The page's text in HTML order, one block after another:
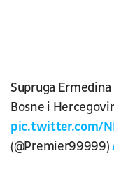
Supruga
Bosne i
pic.twitter.com/
(@Premier99999)